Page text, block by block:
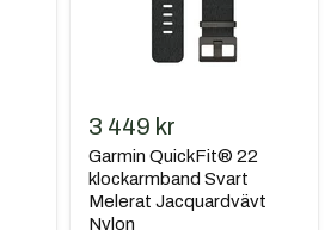
3 449 kr
Garmin QuickFit® 22
klockarmband Svart
Melerat Jacquardvävt
Nylon